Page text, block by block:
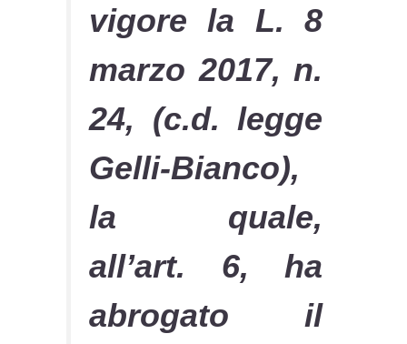
vigore la L. 8
marzo 2017, n.
24, (c.d. legge
Gelli-Bianco),
la quale,
all’art. 6, ha
abrogato il